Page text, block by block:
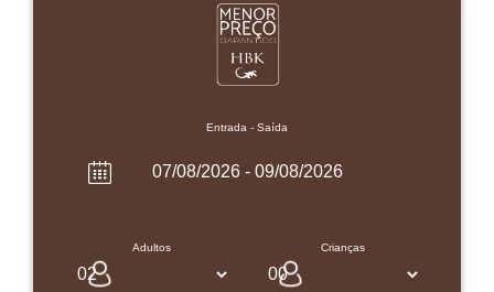
Entrada - Saída
Adultos Crianças